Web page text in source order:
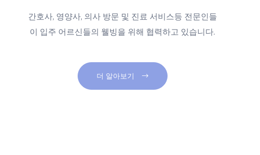
간호사, 영양사, 의사 방문 및 진료 서비스등 전문인들
이 입주 어르신들의 웰빙을 위해 협력하고 있습니다.
더 알아보기